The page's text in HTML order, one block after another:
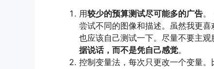
用较少的预算测试尽可能多的广告。
尝试不同的图像和描述。虽然我更
也应该自己测试一下。尽量不要主
据说话，而不是凭自己感觉。
控制变量法，每次只更改一个变量